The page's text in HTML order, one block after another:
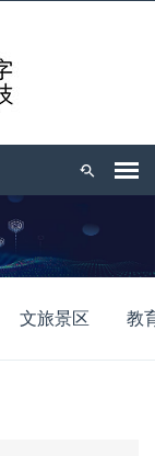
文旅景区 教